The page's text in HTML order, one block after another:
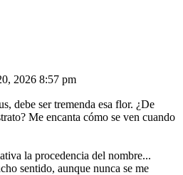
2026 8:57 pm
debe ser tremenda esa flor. ¿De
Me encanta cómo se ven cuando
la procedencia del nombre...
sentido, aunque nunca se me